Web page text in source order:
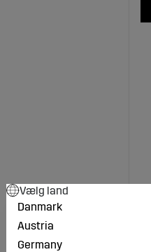
Vælg land
Danmark
Austria
Germany